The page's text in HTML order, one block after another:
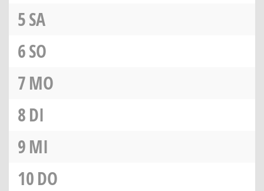
5SA
6SO
7MO
8DI
9MI
10DO